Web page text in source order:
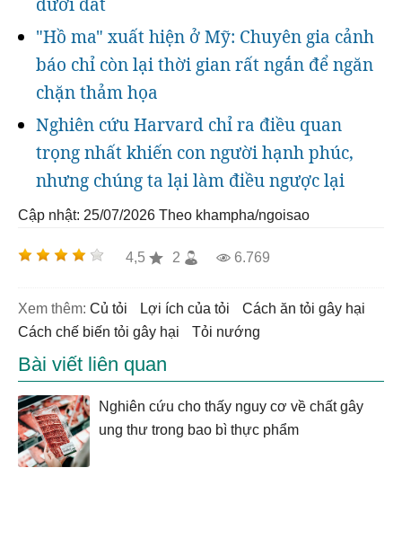
"Hồ ma" xuất hiện ở Mỹ: Chuyên gia cảnh
báo chỉ còn lại thời gian rất ngắn để ngăn
chặn thảm họa
Nghiên cứu Harvard chỉ ra điều quan
trọng nhất khiến con người hạnh phúc,
nhưng chúng ta lại làm điều ngược lại
Cập nhật: 25/07/2026 Theo khampha/ngoisao
4,5 2 6.769
Xem thêm: củ tỏi lợi ích của tỏi
cách ăn tỏi gây hại
cách chế biến tỏi gây hại
tỏi nướng
Bài viết liên quan
Nghiên cứu cho thấy nguy cơ về chất gây
ung thư trong bao bì thực phẩm